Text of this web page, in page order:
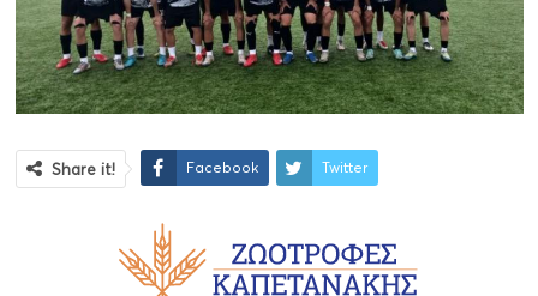
Share it! Facebook Twitter